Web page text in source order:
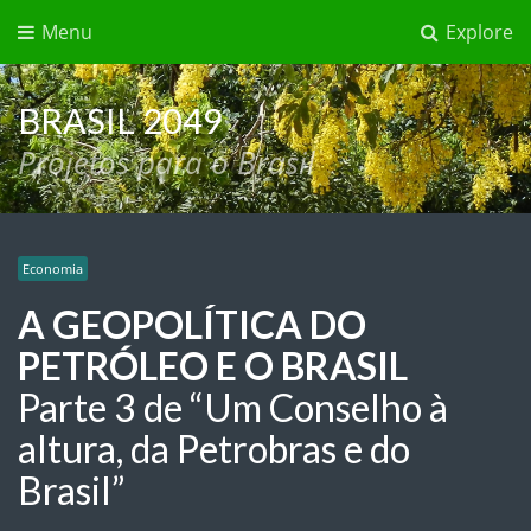
Explore
Menu
BRASIL 2049
Projetos para o Brasil
Economia
A GEOPOLÍTICA DO
PETRÓLEO E O BRASIL
Parte 3 de “Um Conselho à
altura, da Petrobras e do
Brasil”